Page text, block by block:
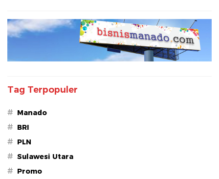
Tag Terpopuler
# Manado
# BRI
# PLN
# Sulawesi Utara
# Promo